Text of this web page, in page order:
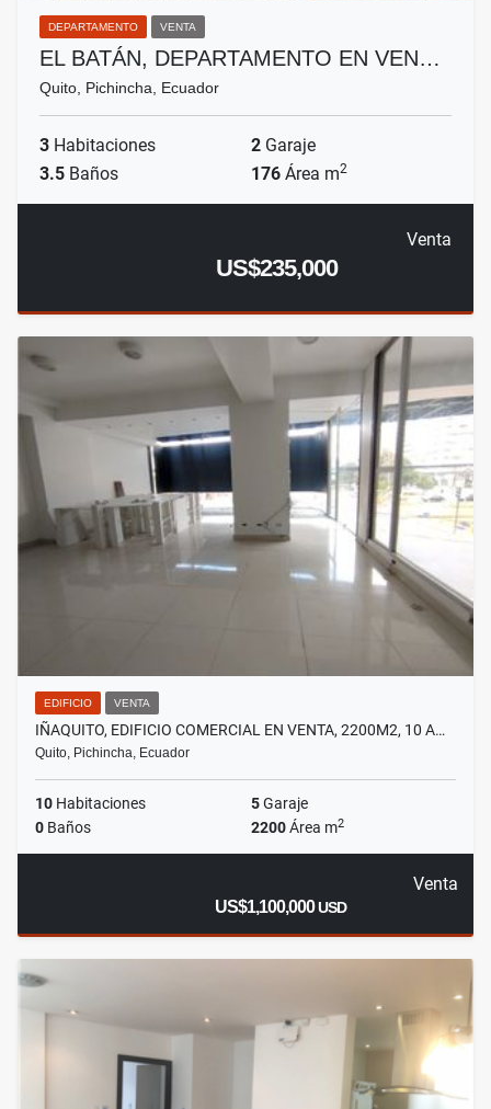
DEPARTAMENTO VENTA
EL BATÁN, DEPARTAMENTO EN VEN…
Quito, Pichincha, Ecuador
3 Habitaciones 2 Garaje
3.5 Baños 176 Área m2
Venta
US$235,000
EDIFICIO VENTA
IÑAQUITO, EDIFICIO COMERCIAL EN VENTA, 2200M2, 10 A…
Quito, Pichincha, Ecuador
10 Habitaciones 5Garaje
0 Baños 2200Área m2
Venta
US$1,100,000USD